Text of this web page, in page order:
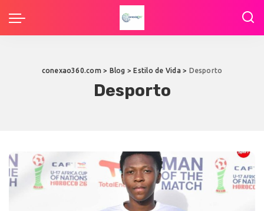
conexao360.com> Blog >Estilo de Vida> Desporto
Desporto